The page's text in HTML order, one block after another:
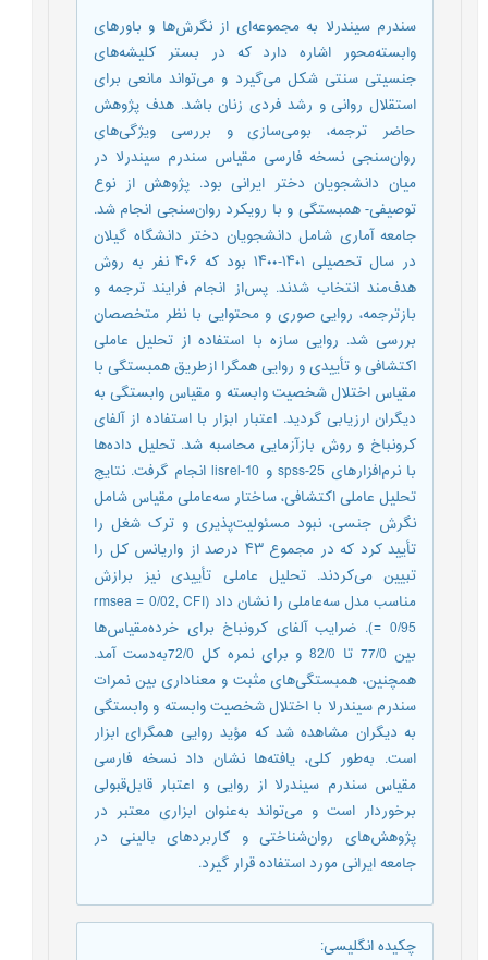
سندرم سیندرلا به مجموعه‌ای از نگرش‌ها و باورهای
وابسته‌محور اشاره دارد که در بستر کلیشه‌های
جنسیتی سنتی شکل می‌گیرد و می‌تواند مانعی برای
استقلال روانی و رشد فردی زنان باشد. هدف پژوهش
حاضر ترجمه، بومی‌سازی و بررسی ویژگی‌های
روان‌سنجی نسخه فارسی مقیاس سندرم سیندرلا در
میان دانشجویان دختر ایرانی بود. پژوهش از نوع
توصیفی- همبستگی و با رویکرد روان‌سنجی انجام شد.
جامعه آماری شامل دانشجویان دختر دانشگاه گیلان
در سال تحصیلی ۱۴۰۱-۱۴۰۰ بود که ۴۰۶ نفر به روش
هدف‌مند انتخاب شدند. پس‌از انجام فرایند ترجمه و
بازترجمه، روایی صوری و محتوایی با نظر متخصصان
بررسی شد. روایی سازه با استفاده از تحلیل عاملی
اکتشافی و تأییدی و روایی همگرا ازطریق همبستگی با
مقیاس اختلال شخصیت وابسته و مقیاس وابستگی به
دیگران ارزیابی گردید. اعتبار ابزار با استفاده از آلفای
کرونباخ و روش بازآزمایی محاسبه شد. تحلیل داده‌ها
با نرم‌افزارهای spss-25 و lisrel-10 انجام گرفت. نتایج
تحلیل عاملی اکتشافی، ساختار سه‌عاملی مقیاس شامل
نگرش جنسی، نبود مسئولیت‌پذیری و ترک شغل را
تأیید کرد که در مجموع ۴۳ درصد از واریانس کل را
تبیین می‌کردند. تحلیل عاملی تأییدی نیز برازش
مناسب مدل سه‌عاملی را نشان داد (rmsea = 0/02, CFI
= 0/95). ضرایب آلفای کرونباخ برای خرده‌مقیاس‌ها
بین 77/0 تا 82/0 و برای نمره کل 72/0به‌دست آمد.
همچنین، همبستگی‌های مثبت و معناداری بین نمرات
سندرم سیندرلا با اختلال شخصیت وابسته و وابستگی
به دیگران مشاهده شد که مؤید روایی همگرای ابزار
است. به‌طور کلی، یافته‌ها نشان داد نسخه فارسی
مقیاس سندرم سیندرلا از روایی و اعتبار قابل‌قبولی
برخوردار است و می‌تواند به‌عنوان ابزاری معتبر در
پژوهش‌های روان‌شناختی و کاربردهای بالینی در
جامعه ایرانی مورد استفاده قرار گیرد.
چکیده انگلیسی: